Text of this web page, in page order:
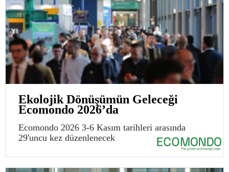
Ekolojik Dönüşümün Geleceği
Ecomondo 2026’da
Ecomondo 2026 3-6 Kasım tarihleri arasında
29'uncu kez düzenlenecek